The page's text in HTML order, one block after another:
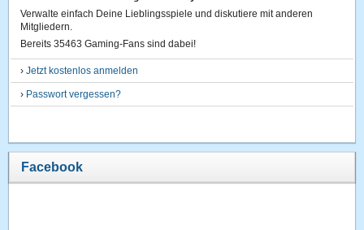
Verwalte einfach Deine Lieblingsspiele und diskutiere mit anderen
Mitgliedern.
Bereits 35463 Gaming-Fans sind dabei!
›Jetzt kostenlos anmelden
› Passwort vergessen?
Facebook